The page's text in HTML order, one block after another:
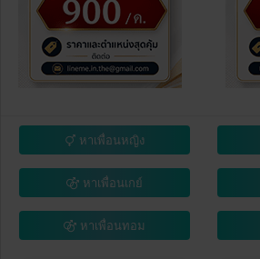
หาเพื่อนหญิง
หาเพื่อนเกย์
หาเพื่อนทอม